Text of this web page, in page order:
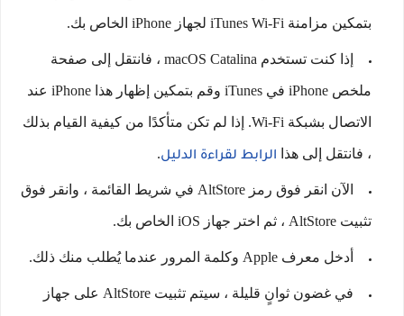
بتمكين مزامنة iTunes Wi-Fi لجهاز iPhone الخاص بك.
إذا كنت تستخدم macOS Catalina ، فانتقل إلى صفحة
ملخص iPhone في iTunes وقم بتمكين إظهار هذا iPhone عند
الاتصال بشبكة Wi-Fi. إذا لم تكن متأكدًا من كيفية القيام بذلك
، فانتقل إلى هذا الرابط لقراءة الدليل.
الآن انقر فوق رمز AltStore في شريط القائمة ، وانقر فوق
تثبيت AltStore ، ثم اختر جهاز iOS الخاص بك.
أدخل معرف Apple وكلمة المرور عندما يُطلب منك ذلك.
في غضون ثوانٍ قليلة ، سيتم تثبيت AltStore على جهاز